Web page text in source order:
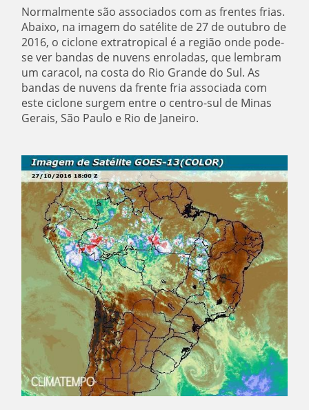
Normalmente são associados com as frentes frias.
Abaixo, na imagem do satélite de 27 de outubro de
2016, o ciclone extratropical é a região onde pode-
se ver bandas de nuvens enroladas, que lembram
um caracol, na costa do Rio Grande do Sul. As
bandas de nuvens da frente fria associada com
este ciclone surgem entre o centro-sul de Minas
Gerais, São Paulo e Rio de Janeiro.